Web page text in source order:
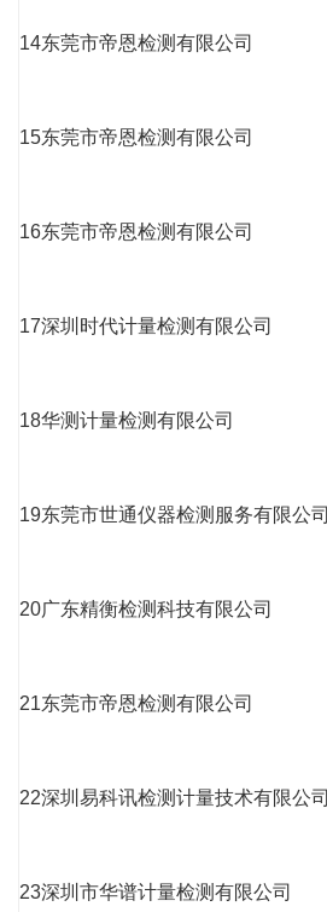
14东莞市帝恩检测有限公司
15东莞市帝恩检测有限公司
16东莞市帝恩检测有限公司
17深圳时代计量检测有限公司
18华测计量检测有限公司
19东莞市世通仪器检测服务有限公司
20广东精衡检测科技有限公司
21东莞市帝恩检测有限公司
22深圳易科讯检测计量技术有限公司
23深圳市华谱计量检测有限公司